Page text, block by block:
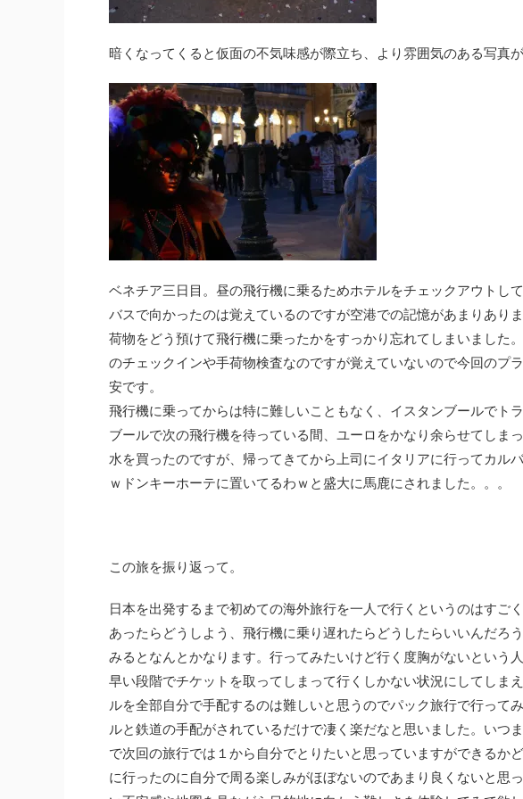
暗くなってくると仮面の不気味感が際立ち、より雰囲気のある写真が
ベネチア三日目。昼の飛行機に乗るためホテルをチェックアウトし
バスで向かったのは覚えているのですが空港での記憶があまりあり
荷物をどう預けて飛行機に乗ったかをすっかり忘れてしまいました
のチェックインや手荷物検査なのですが覚えていないので今回のプ
安です。
飛行機に乗ってからは特に難しいこともなく、イスタンブールでト
ブールで次の飛行機を待っている間、ユーロをかなり余らせてしま
水を買ったのですが、帰ってきてから上司にイタリアに行ってカル
ｗドンキーホーテに置いてるわｗと盛大に馬鹿にされました。。。
この旅を振り返って。
日本を出発するまで初めての海外旅行を一人で行くというのはすご
あったらどうしよう、飛行機に乗り遅れたらどうしたらいいんだろ
みるとなんとかなります。行ってみたいけど行く度胸がないという
早い段階でチケットを取ってしまって行くしかない状況にしてしま
ルを全部自分で手配するのは難しいと思うのでパック旅行で行って
ルと鉄道の手配がされているだけで凄く楽だなと思いました。いつ
で次回の旅行では１から自分でとりたいと思っていますができるか
に行ったのに自分で周る楽しみがほぼないのであまり良くないと思